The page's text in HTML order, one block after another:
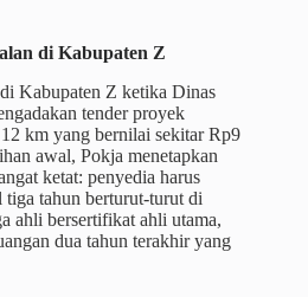
di Kabupaten Z
Kabupaten Z ketika Dinas
tender proyek
km yang bernilai sekitar Rp9
awal, Pokja menetapkan
ketat: penyedia harus
tahun berturut-turut di
ahli bersertifikat ahli utama,
dua tahun terakhir yang